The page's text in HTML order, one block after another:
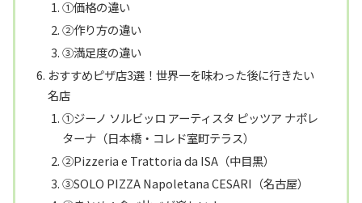
①価格の違い
②作り方の違い
③満足度の違い
おすすめピザ店3選！世界一を味わった後に行きたい
名店
①ジーノ ソルビッロ アーティスタ ピッツア ナポレ
ターナ（日本橋・コレド室町テラス）
②Pizzeria e Trattoria da ISA（中目黒）
③SOLO PIZZA Napoletana CESARI（名古屋）